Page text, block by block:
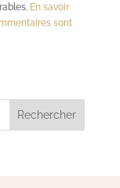
En savoir
sont